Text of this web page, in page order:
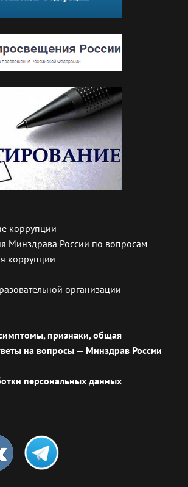
коррупции
Минздрава России по вопросам
коррупции
организации
признаки, общая
на вопросы — Минздрав России
персональных данных